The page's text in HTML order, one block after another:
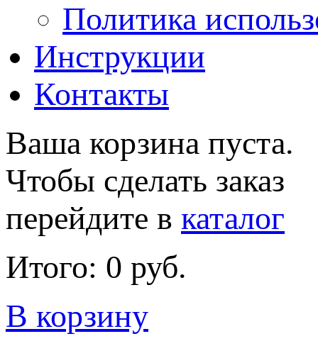
Политика
Инструкции
Контакты
Ваша корзина пуста.
Чтобы сделать заказ
перейдите в каталог
Итого: 0 руб.
В корзину